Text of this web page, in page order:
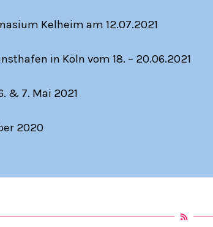
Kelheim am 12.07.2021
in Köln vom 18. – 20.06.2021
& 7. Mai 2021
2020